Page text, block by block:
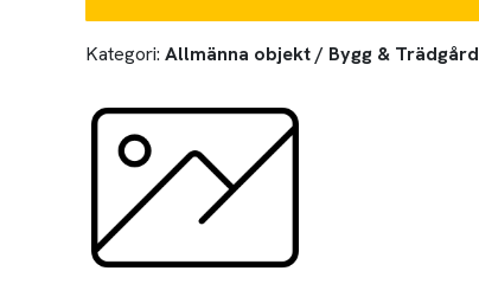
Kategori: Allmänna objekt / Bygg & Trädgård